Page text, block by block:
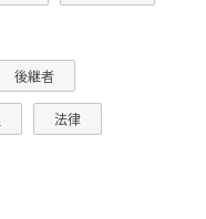
後継者
法律